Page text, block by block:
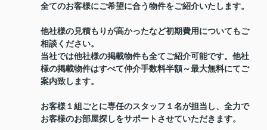
全てのお客様にご希望に合う物件をご紹介いたします。
他社様の見積もりが高かったなど初期費用についてもご
相談ください。
当社では他社様の掲載物件も全てご紹介可能です。他社
様の掲載物件はすべて仲介手数料半額～最大無料にてご
案内致します。
お客様１組ごとに専任のスタッフ１名が担当し、全力で
お客様のお部屋探しをサポートさせていただきます。